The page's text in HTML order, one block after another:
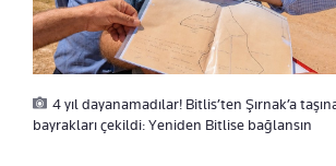
4 yıl dayanamadılar! Bitlis’ten Şırnak’a
bayrakları çekildi: Yeniden Bitlise bağlansın